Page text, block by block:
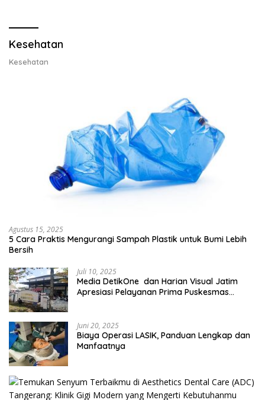
Kesehatan
Kesehatan
Agustus 15, 2025
5 Cara Praktis Mengurangi Sampah Plastik untuk Bumi Lebih
Bersih
Juli 10, 2025
Media DetikOne dan Harian Visual Jatim
Apresiasi Pelayanan Prima Puskesmas
Juni 20, 2025
Biaya Operasi LASIK, Panduan Lengkap dan
Manfaatnya